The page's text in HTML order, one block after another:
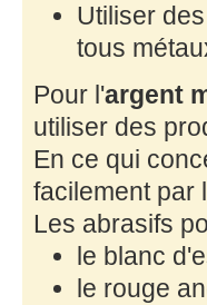
Utiliser
tous
Pour l'argent
utiliser des
En ce qui
facilement par
Les abrasifs
le blanc
le rouge